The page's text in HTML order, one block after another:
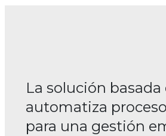
La solución
automatiza
para una gestión